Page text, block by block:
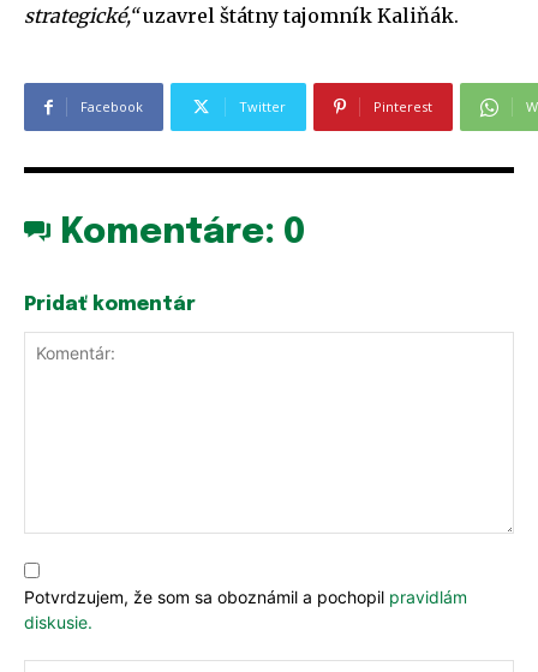
strategické,“uzavrel štátny tajomník Kaliňák.
Facebook Twitter Pinterest
Komentáre: 0
Pridať komentár
Potvrdzujem, že som sa oboznámil a pochopil pravidlám
diskusie.